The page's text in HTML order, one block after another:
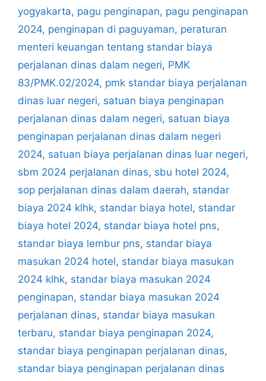
yogyakarta, pagu penginapan, pagu penginapan
2024, penginapan di paguyaman, peraturan
menteri keuangan tentang standar biaya
perjalanan dinas dalam negeri, PMK
83/PMK.02/2024, pmk standar biaya perjalanan
dinas luar negeri, satuan biaya penginapan
perjalanan dinas dalam negeri, satuan biaya
penginapan perjalanan dinas dalam negeri
2024, satuan biaya perjalanan dinas luar negeri,
sbm 2024 perjalanan dinas, sbu hotel 2024,
sop perjalanan dinas dalam daerah, standar
biaya 2024 klhk, standar biaya hotel, standar
biaya hotel 2024, standar biaya hotel pns,
standar biaya lembur pns, standar biaya
masukan 2024 hotel, standar biaya masukan
2024 klhk, standar biaya masukan 2024
penginapan, standar biaya masukan 2024
perjalanan dinas, standar biaya masukan
terbaru, standar biaya penginapan 2024,
standar biaya penginapan perjalanan dinas,
standar biaya penginapan perjalanan dinas